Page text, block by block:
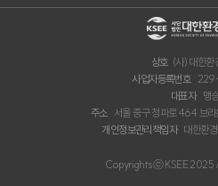
상호 (사) 대한환
사업자등록번호
대표자 맹
주소 서울 중구 청파로 464 브
개인정보관리책임자 대한환
Copyrightsⓒ KSEE 2025